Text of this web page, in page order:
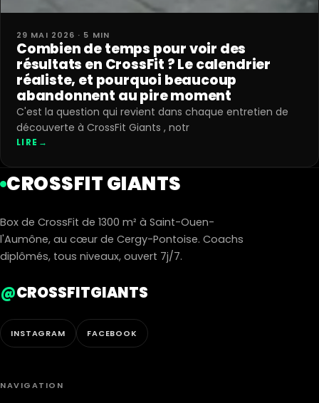
29 MAI 2026 · 5 MIN
Combien de temps pour voir des
résultats en CrossFit ? Le calendrier
réaliste, et pourquoi beaucoup
abandonnent au pire moment
C'est la question qui revient dans chaque entretien de
découverte à CrossFit Giants , notr
LIRE →
CROSSFIT GIANTS
Box de CrossFit de 1300 m² à Saint-Ouen-
l'Aumône, au cœur de Cergy-Pontoise. Coachs
diplômés, tous niveaux, ouvert 7j/7.
@CROSSFITGIANTS
INSTAGRAM FACEBOOK
NAVIGATION